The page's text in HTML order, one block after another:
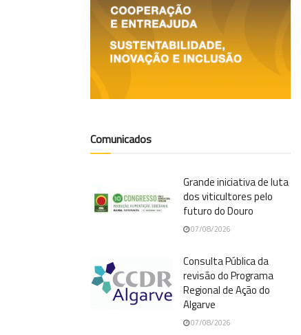
Comunicados
Grande iniciativa de luta
dos viticultores pelo
futuro do Douro
07/08/2026
Consulta Pública da
revisão do Programa
Regional de Ação do
Algarve
07/08/2026